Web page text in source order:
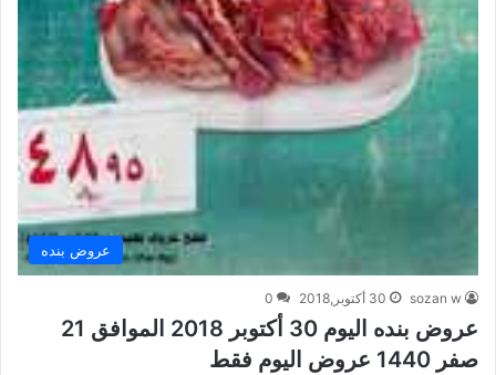
عروض بنده
sozan w 30 أكتوبر,2018 0
عروض بنده اليوم 30 أكتوبر 2018 الموافق 21
صفر 1440 عروض اليوم فقط